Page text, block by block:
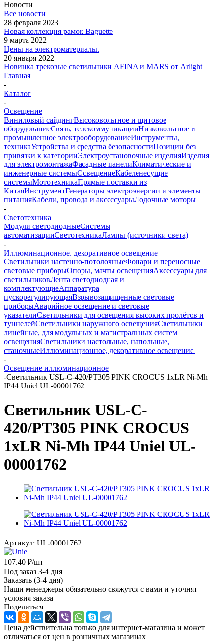
Новости
Все новости
28 февраля 2023
Новая коллекция рамок Baguette
9 марта 2022
Цены на электроматериалы.
20 января 2022
Новинка трековые светильники AFINA и MARS от Arlight
Главная
-
Каталог
-
Освещение
Виниловый сайдингВысоковольтное и щитовое
оборудованиеСвязь, телекоммуникацииНизковольтное и
промышленное электрооборудованиеИнструменты,
техникаУстройства и средства безопасностиПозиции без
привязки к категорииЭлектроустановочные изделияИзделия
для электромонтажаФасадные панелиКлиматические и
инженерные системыОсвещениеКабеленесущие
системыМототехникаПрямые поставки из
КитаяИнструментГенераторы электроэнергии и элементы
питанияКабели, провода и аксессуарыЛодочные моторы
-
Светотехника
Модули светодиодныеСистемы
автоматизацииСветотехникаЛампы (источники света)
-
Иллюминационное, декоративное освещение
Светильники настенно-потолочныеФонари и переносные
световые приборыОпоры, мачты освещенияАксессуары для
светильниковЛента светодиодная и
комплектующиеАппаратура
пускорегулирующаяВзрывозащищенные световые
приборыАварийное освещение и световые
указателиСветильники для освещения высоких пролётов и
туннелейСветильники наружного освещенияСветильники
линейные, для модульных и магистральных систем
освещенияСветильники настольные, напольные,
станочныеИллюминационное, декоративное освещение
-
Освещение иллюминационное
-Светильник USL-C-420/PT305 PINK CROCUS 1хLR Ni-Mh
IP44 Uniel UL-00001762
Светильник USL-C-
420/PT305 PINK CROCUS
1хLR Ni-Mh IP44 Uniel UL-
00001762
Артикул: UL-00001762
107.40 ₽/шт
Под заказ 3-4 дня
Заказать (3-4 дня)
Наши менеджеры обязательно свяжутся с вами и уточнят
условия заказа
Поделиться
Цена действительна только для интернет-магазина и может
отличаться от цен в розничных магазинах